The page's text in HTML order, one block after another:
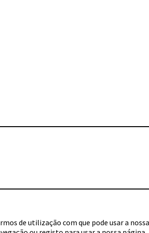
de utilização com que pode usar a